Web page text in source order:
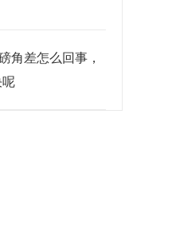
角差怎么回事，
呢